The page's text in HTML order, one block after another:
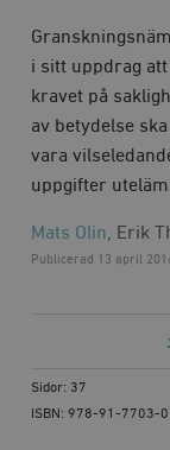
i sitt uppdrag att
kravet på
av betydelse
vara
uppgifter
Mats Olin, Erik
Publicerad 13 april
Sidor: 37
ISBN: 978-91-7703-